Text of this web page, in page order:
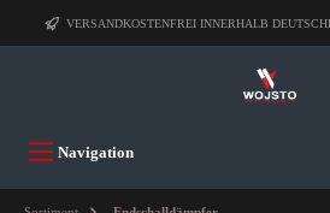
VERSANDKOSTENFREI INNERHALB
Navigation